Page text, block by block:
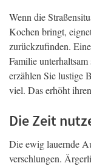
Wenn die
Kochen bringt,
zurückzufinden.
Familie
erzählen Sie lustige
viel. Das erhöht
Die Zeit
Die ewig lauernde
verschlungen.